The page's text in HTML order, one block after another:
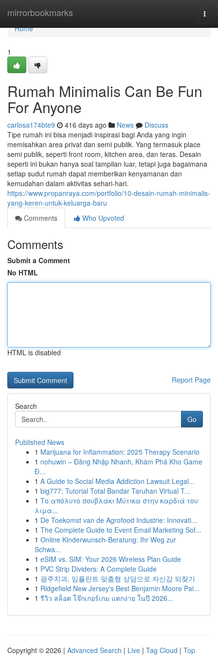
mirrorbookmarks
Home
Home
1
Rumah Minimalis Can Be Fun
For Anyone
carlosa174bte9 416 days ago News
Discuss
Tipe rumah ini bisa menjadi inspirasi bagi Anda yang ingin
memisahkan area privat dan semi publik. Yang termasuk place
semi publik, seperti front room, kitchen area, dan teras. Desain
seperti ini bukan hanya soal tampilan luar, tetapi juga bagaimana
setiap sudut rumah dapat memberikan kenyamanan dan
kemudahan dalam aktivitas sehari-hari.
https://www.propanraya.com/portfolio/10-desain-rumah-minimalis-
yang-keren-untuk-keluarga-baru
Comments
Who Upvoted
Comments
Submit a Comment
No HTML
HTML is disabled
Report Page
Search
Go
Published News
1 Marijuana for Inflammation: 2025 Therapy Scenario
1 nohuwin – Đăng Nhập Nhanh, Khám Phá Kho Game
Đ...
1 A Guide to Social Media Addiction Lawsuit Legal...
1 big777: Tutorial Total Bandar Taruhan Virtual T...
1 Το απόλυτο σουβλάκι Μύτικα στην καρδιά του
λιμα...
1 De Toekomst van de Agrofood Industrie: Innovati...
1 The Complete Guide to Event Email Marketing Sof...
1 Online Kinderwunsch-Beratung: Ihr Weg zur
Schwa...
1 eSIM vs. SIM: Your 2026 Wireless Plan Guide
1 PVC Strip Dividers: A Complete Guide
1 광주치과, 임플란트 맞춤형 상담으로 자신감 되찾기
1 Ridgefield New Jersey's Best Benjamin Moore Pai...
1 รีวิว สล็อต โจ๊กเกอร์เกม แตกง่าย ในปี 2026...
Copyright © 2026 | Advanced Search | Live | Tag Cloud | Top